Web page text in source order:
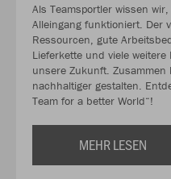
Als Teamsportler wissen
Alleingang funktioniert. Der
Ressourcen, gute
Lieferkette und viele
unsere Zukunft. Zusammen
nachhaltiger gestalten.
Team for a better World“!
MEHR LESEN